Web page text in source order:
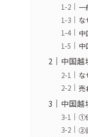
一
な
中
中国越
な
売
中国越
①
②